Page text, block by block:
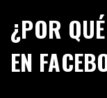
¿POR
EN